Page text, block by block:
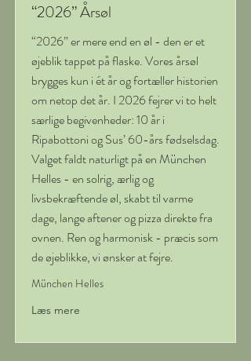
“2026” Årsøl
“2026” er mere end en øl - den er et
øjeblik tappet på flaske. Vores årsøl
brygges kun i ét år og fortæller historien
om netop det år. I 2026 fejrer vi to helt
særlige begivenheder: 10 år i
Ripabottoni og Sus’ 60-års fødselsdag.
Valget faldt naturligt på en München
Helles - en solrig, ærlig og
livsbekræftende øl, skabt til varme
dage, lange aftener og pizza direkte fra
ovnen. Ren og harmonisk - præcis som
de øjeblikke, vi ønsker at fejre.
München Helles
Læs mere